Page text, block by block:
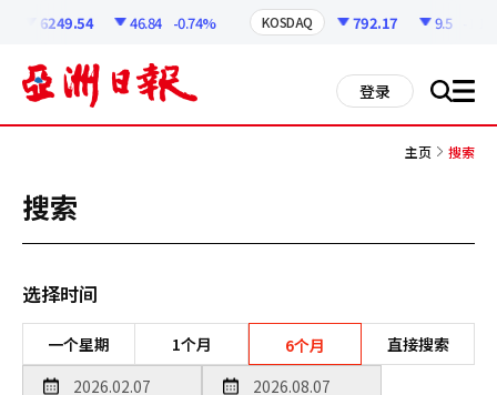
6249.54 46.84 -0.74% KOSDAQ 792.17 9.5
登录 搜 all
主页 搜索
搜索
选择时间
一个星期 1个月 6个月 直接搜索